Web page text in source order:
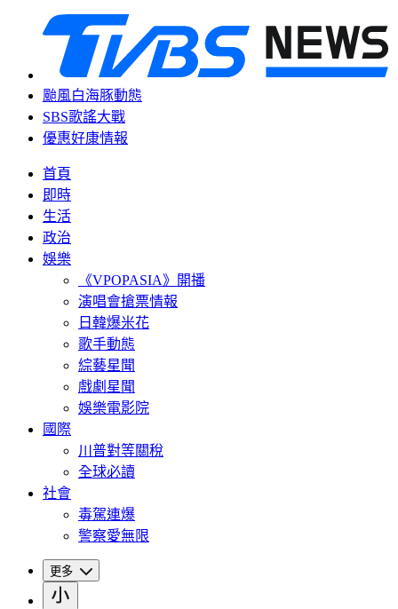
颱風白海豚動態
SBS歌謠大戰
優惠好康情報
首頁
即時
生活
政治
娛樂
《VPOPASIA》開播
演唱會搶票情報
日韓爆米花
歌手動態
綜藝星聞
戲劇星聞
娛樂電影院
國際
川普對等關稅
全球必讀
社會
毒駕連爆
警察愛無限
更多